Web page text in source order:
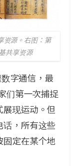
资源。右图：第
共享资源
字通信，最
们第一次捕捉
现运动。但
，所有这些
定在某个地